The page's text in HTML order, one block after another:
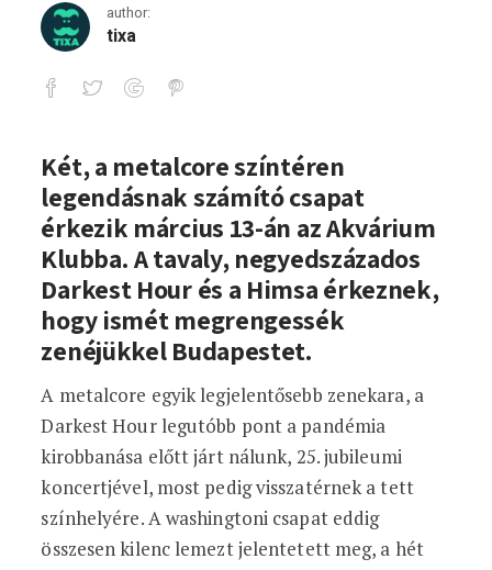
author:
tixa
2022-ben a Darkest Hour visszatér
Két, a metalcore színtéren
legendásnak számító csapat
érkezik március 13-án az Akvárium
Klubba. A tavaly, negyedszázados
Darkest Hour és a Himsa érkeznek,
hogy ismét megrengessék
zenéjükkel Budapestet.
A metalcore egyik legjelentősebb zenekara, a
Darkest Hour legutóbb pont a pandémia
kirobbanása előtt járt nálunk, 25. jubileumi
koncertjével, most pedig visszatérnek a tett
színhelyére. A washingtoni csapat eddig
összesen kilenc lemezt jelentetett meg, a hét